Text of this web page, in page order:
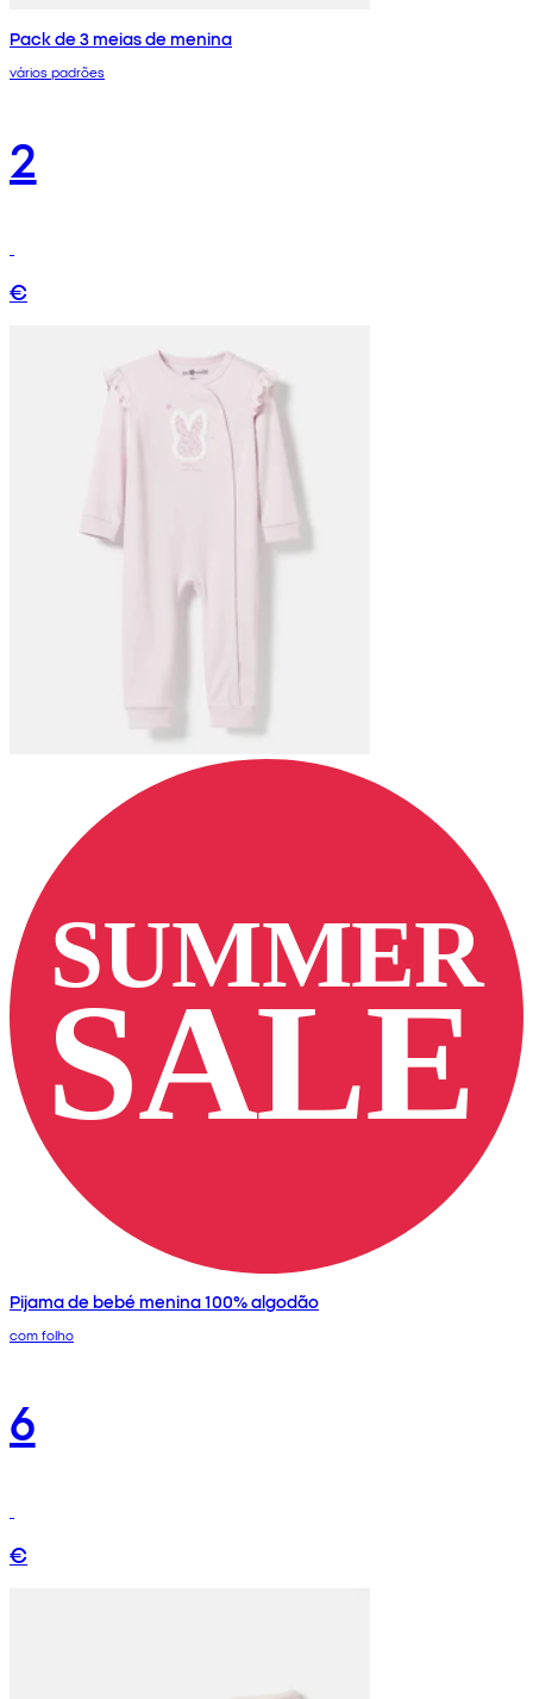
Pack de 3 meias de menina
vários padrões
2
€
Pijama de bebé menina 100% algodão
com folho
6
€